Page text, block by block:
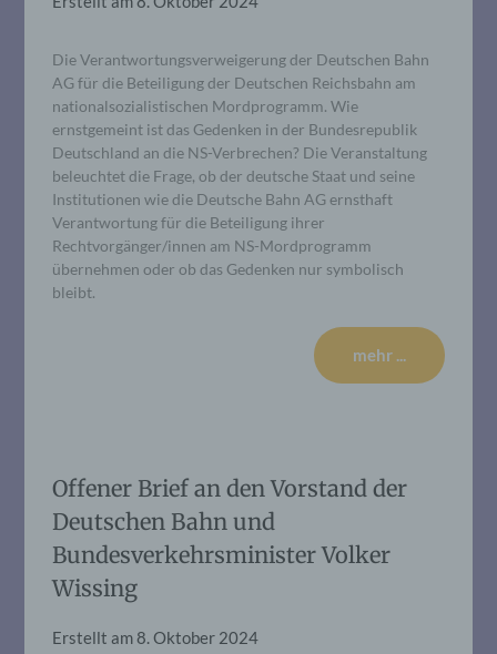
Die Verantwortungsverweigerung der Deutschen Bahn
AG für die Beteiligung der Deutschen Reichsbahn am
nationalsozialistischen Mordprogramm. Wie
ernstgemeint ist das Gedenken in der Bundesrepublik
Deutschland an die NS-Verbrechen? Die Veranstaltung
beleuchtet die Frage, ob der deutsche Staat und seine
Institutionen wie die Deutsche Bahn AG ernsthaft
Verantwortung für die Beteiligung ihrer
Rechtvorgänger/innen am NS-Mordprogramm
übernehmen oder ob das Gedenken nur symbolisch
bleibt.
mehr ...
Offener Brief an den Vorstand der
Deutschen Bahn und
Bundesverkehrsminister Volker
Wissing
Erstellt am8. Oktober 2024